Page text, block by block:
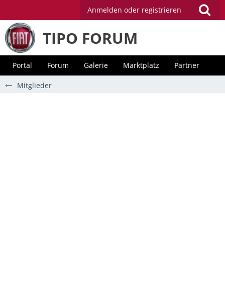
Anmelden oder registrieren
TIPO FORUM
Portal Forum Galerie Marktplatz Partner
Mitglieder